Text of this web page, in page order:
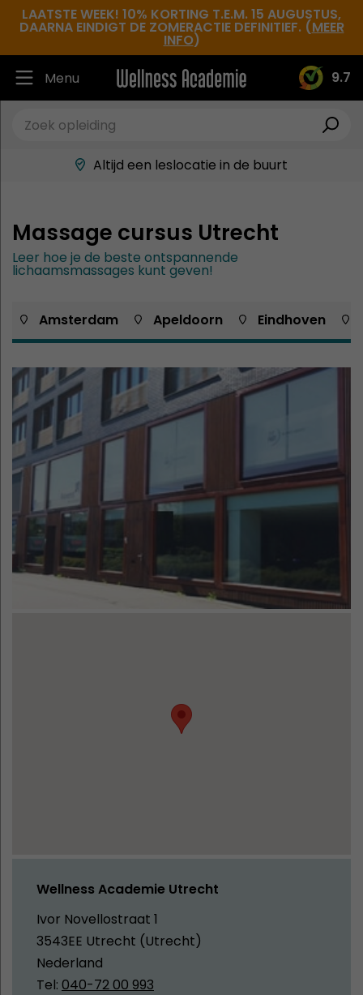
LAATSTE WEEK! 10% KORTING T.E.M. 15 AUGUSTUS,
DAARNA EINDIGT DE ZOMERACTIE DEFINITIEF. (MEER
INFO)
9.7
Menu
Ruim 30.000 tevreden studenten
Beste docenten in de branche
Altijd een leslocatie in de buurt
Massage cursus Utrecht
Leer hoe je de beste ontspannende
lichaamsmassages kunt geven!
Amsterdam Apeldoorn Eindhoven
Wellness Academie Utrecht
Ivor Novellostraat 1
3543EE Utrecht (Utrecht)
Nederland
Tel: 040-72 00 993